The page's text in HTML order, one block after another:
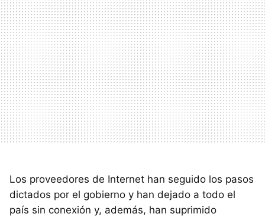
Los proveedores de Internet han seguido los pasos
dictados por el gobierno y han dejado a todo el
país sin conexión y, además, han suprimido